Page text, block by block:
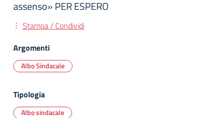
assenso» PER ESPERO
Stampa / Condividi
Argomenti
Albo Sindacale
Tipologia
Albo sindacale